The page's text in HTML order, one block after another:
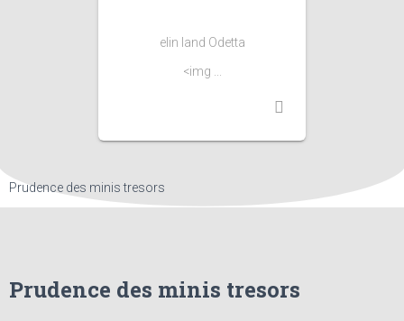
elin land Odetta
<img ...
Prudence des minis tresors
Prudence des minis tresors